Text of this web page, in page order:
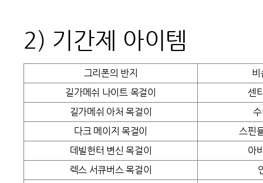
2) 기간제 아이템
그리폰의 반지
비
길가메쉬 나이트 목걸이
센
길가메쉬 아처 목걸이
다크 메이지 목걸이
스핀
데빌헌터 변신 목걸이
아
렉스 서큐버스 목걸이